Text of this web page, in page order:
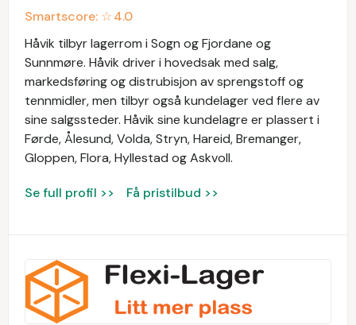
Smartscore: ☆4.0
Håvik tilbyr lagerrom i Sogn og Fjordane og
Sunnmøre. Håvik driver i hovedsak med salg,
markedsføring og distrubisjon av sprengstoff og
tennmidler, men tilbyr også kundelager ved flere av
sine salgssteder. Håvik sine kundelagre er plassert i
Førde, Ålesund, Volda, Stryn, Hareid, Bremanger,
Gloppen, Flora, Hyllestad og Askvoll.
Se full profil >> Få pristilbud >>